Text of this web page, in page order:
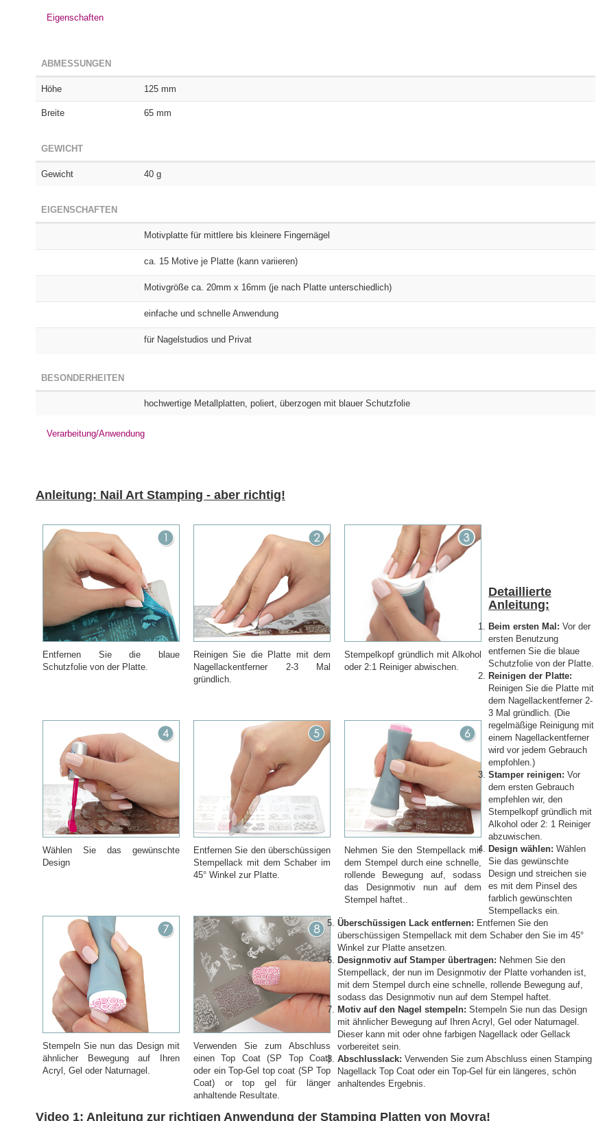
Eigenschaften
ABMESSUNGEN
Höhe 125 mm
Breite 65 mm
GEWICHT
Gewicht 40 g
EIGENSCHAFTEN
Motivplatte für mittlere bis kleinere Fingernägel
ca. 15 Motive je Platte (kann variieren)
Motivgröße ca. 20mm x 16mm (je nach Platte unterschiedlich)
einfache und schnelle Anwendung
für Nagelstudios und Privat
BESONDERHEITEN
hochwertige Metallplatten, poliert, überzogen mit blauer Schutzfolie
Verarbeitung/Anwendung
Anleitung: Nail Art Stamping - aber richtig!
Entfernen Sie die blaue
Schutzfolie von der Platte.
Reinigen Sie die Platte mit dem
Nagellackentferner 2-3 Mal
gründlich.
Stempelkopf gründlich mit Alkohol
oder 2:1 Reiniger abwischen.
Wählen Sie das gewünschte
Design
Entfernen Sie den überschüssigen
Stempellack mit dem Schaber im
45° Winkel zur Platte.
Nehmen Sie den Stempellack mit
dem Stempel durch eine schnelle,
rollende Bewegung auf, sodass
das Designmotiv nun auf dem
Stempel haftet..
Stempeln Sie nun das Design mit
ähnlicher Bewegung auf Ihren
Acryl, Gel oder Naturnagel.
Verwenden Sie zum Abschluss
einen Top Coat (SP Top Coat)
oder ein Top-Gel top coat (SP Top
Coat) or top gel für länger
anhaltende Resultate.
Detaillierte
Anleitung:
Beim ersten Mal: Vor der
ersten Benutzung
entfernen Sie die blaue
Schutzfolie von der Platte.
Reinigen der Platte:
Reinigen Sie die Platte mit
dem Nagellackentferner 2-
3 Mal gründlich. (Die
regelmäßige Reinigung mit
einem Nagellackentferner
wird vor jedem Gebrauch
empfohlen.)
Stamper reinigen: Vor
dem ersten Gebrauch
empfehlen wir, den
Stempelkopf gründlich mit
Alkohol oder 2: 1 Reiniger
abzuwischen.
Design wählen: Wählen
Sie das gewünschte
Design und streichen sie
es mit dem Pinsel des
farblich gewünschten
Stempellacks ein.
Überschüssigen Lack entfernen: Entfernen Sie den
überschüssigen Stempellack mit dem Schaber den Sie im 45°
Winkel zur Platte ansetzen.
Designmotiv auf Stamper übertragen: Nehmen Sie den
Stempellack, der nun im Designmotiv der Platte vorhanden ist,
mit dem Stempel durch eine schnelle, rollende Bewegung auf,
sodass das Designmotiv nun auf dem Stempel haftet.
Motiv auf den Nagel stempeln: Stempeln Sie nun das Design
mit ähnlicher Bewegung auf Ihren Acryl, Gel oder Naturnagel.
Dieser kann mit oder ohne farbigen Nagellack oder Gellack
vorbereitet sein.
Abschlusslack: Verwenden Sie zum Abschluss einen Stamping
Nagellack Top Coat oder ein Top-Gel für ein längeres, schön
anhaltendes Ergebnis.
Video 1: Anleitung zur richtigen Anwendung der Stamping Platten von Moyra!